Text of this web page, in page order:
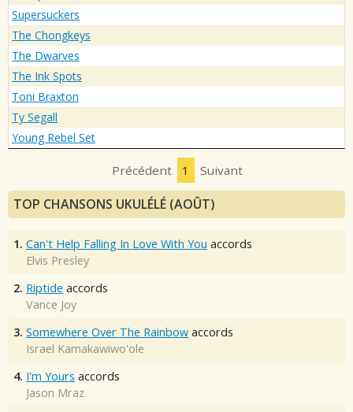
Supersuckers
The Chongkeys
The Dwarves
The Ink Spots
Toni Braxton
Ty Segall
Young Rebel Set
Précédent 1 Suivant
TOP CHANSONS UKULÉLÉ (AOÛT)
1. Can't Help Falling In Love With You accords
Elvis Presley
2. Riptide accords
Vance Joy
3. Somewhere Over The Rainbow accords
Israel Kamakawiwo'ole
4. I'm Yours accords
Jason Mraz